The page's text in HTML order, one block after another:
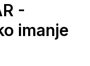
-
imanje